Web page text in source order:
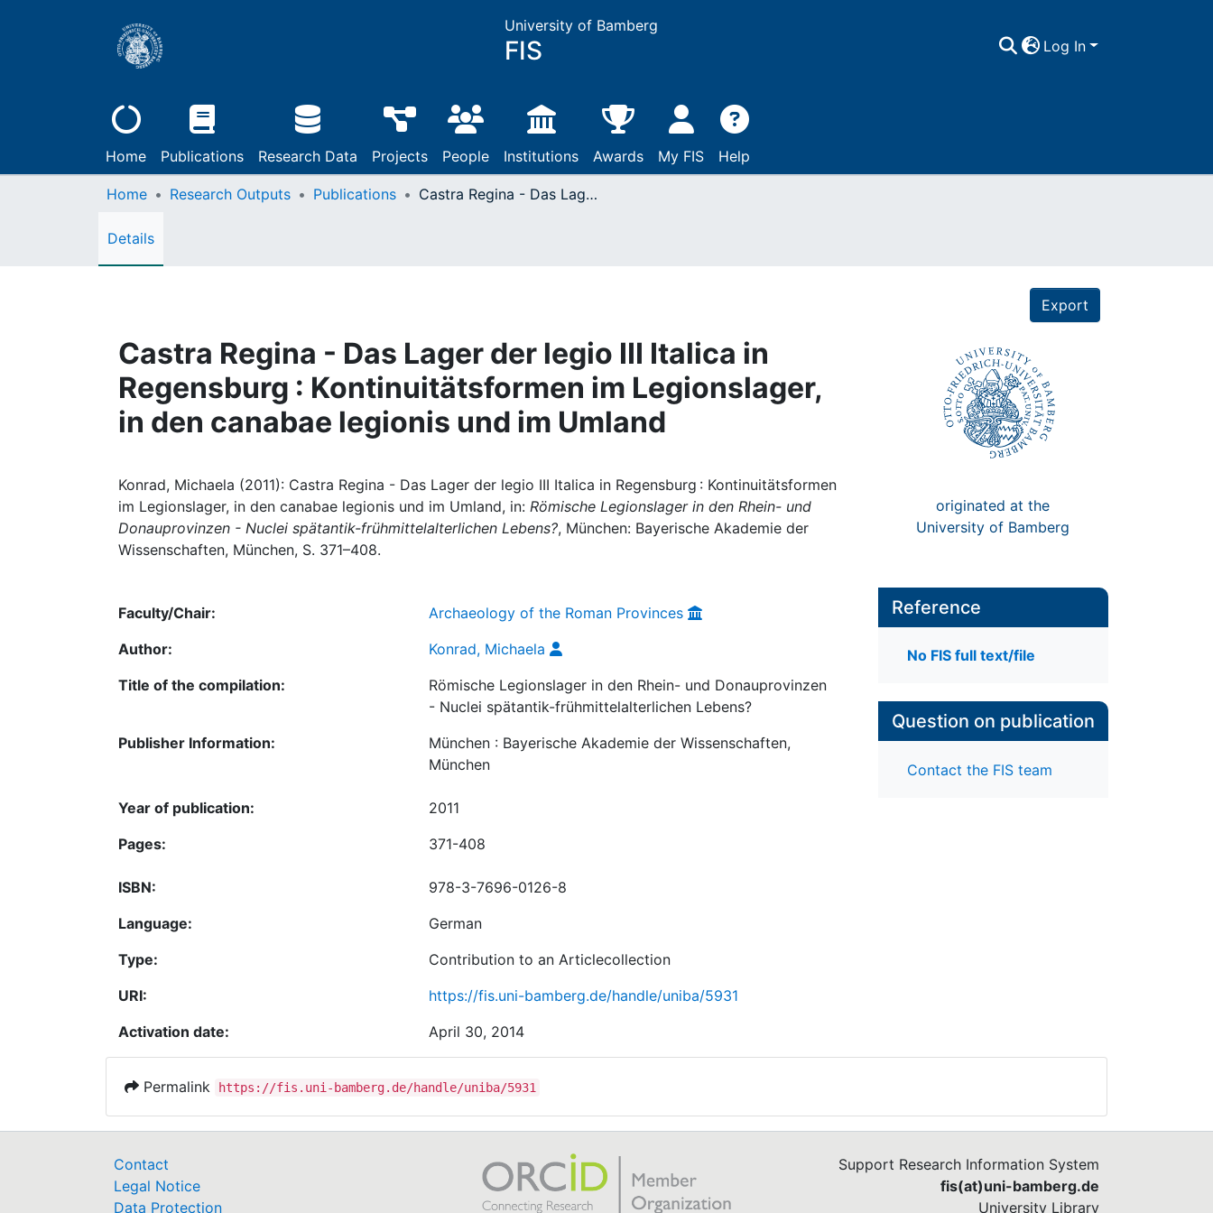
University of Bamberg
FIS Log In
Home Publications Research Data Projects People Institutions Awards My FIS Help
Home Research Outputs Publications Castra Regina - Das Lager der legio III Italica in Regensburg : Kontinuitätsformen im Legionslager, in den canabae legionis und im Umland
Details
Export
Castra Regina - Das Lager der legio III Italica in
Regensburg : Kontinuitätsformen im Legionslager,
in den canabae legionis und im Umland
Konrad, Michaela (2011): Castra Regina - Das Lager der legio III Italica in Regensburg : Kontinuitätsformen
im Legionslager, in den canabae legionis und im Umland, in: Römische Legionslager in den Rhein- und
Donauprovinzen - Nuclei spätantik-frühmittelalterlichen Lebens?, München: Bayerische Akademie der
Wissenschaften, München, S. 371–408.
originated at the
University of Bamberg
Faculty/Chair:
Archaeology of the Roman Provinces
Author:
Konrad, Michaela
Title of the compilation:
Römische Legionslager in den Rhein- und Donauprovinzen
- Nuclei spätantik-frühmittelalterlichen Lebens?
Publisher Information:
München : Bayerische Akademie der Wissenschaften,
München
Year of publication:
2011
Pages:
371-408
ISBN:
978-3-7696-0126-8
Language:
German
Type:
Contribution to an Articlecollection
URI:
https://fis.uni-bamberg.de/handle/uniba/5931
Activation date:
April 30, 2014
Reference
No FIS full text/file
Question on publication
Contact the FIS team
Permalink https://fis.uni-bamberg.de/handle/uniba/5931
Contact
Legal Notice
Data Protection
Support Research Information System
fis(at)uni-bamberg.de
University Library